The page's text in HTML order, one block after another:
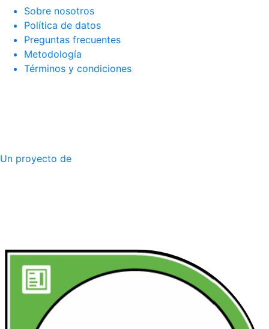
Sobre nosotros
Política de datos
Preguntas frecuentes
Metodología
Términos y condiciones
Un proyecto de